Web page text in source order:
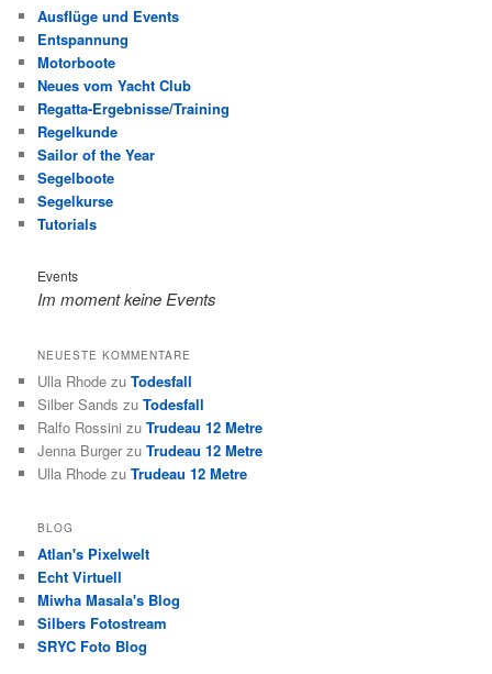
Ausflüge und Events
Entspannung
Motorboote
Neues vom Yacht Club
Regatta-Ergebnisse/Training
Regelkunde
Sailor of the Year
Segelboote
Segelkurse
Tutorials
Events
Im moment keine Events
NEUESTE KOMMENTARE
Ulla Rhode zuTodesfall
Silber Sands zuTodesfall
Ralfo Rossini zuTrudeau 12 Metre
Jenna Burger zuTrudeau 12 Metre
Ulla Rhode zuTrudeau 12 Metre
BLOG
Atlan's Pixelwelt
Echt Virtuell
Miwha Masala's Blog
Silbers Fotostream
SRYC Foto Blog